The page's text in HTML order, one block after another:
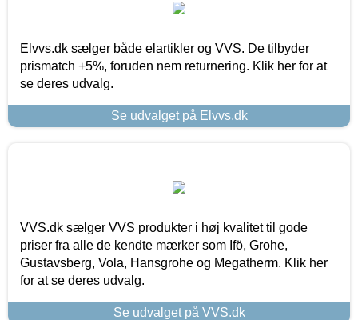
Elvvs.dk sælger både elartikler og VVS. De tilbyder
prismatch +5%, foruden nem returnering. Klik her for at
se deres udvalg.
Se udvalget på Elvvs.dk
VVS.dk sælger VVS produkter i høj kvalitet til gode
priser fra alle de kendte mærker som Ifö, Grohe,
Gustavsberg, Vola, Hansgrohe og Megatherm. Klik her
for at se deres udvalg.
Se udvalget på VVS.dk